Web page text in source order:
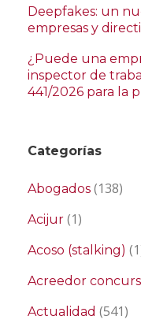
Deepfakes: un
empresas y
¿Puede una
inspector de
441/2026 para la
Categorías
Abogados (138)
Acijur (1)
Acoso (stalking)
Acreedor
Actualidad (541)